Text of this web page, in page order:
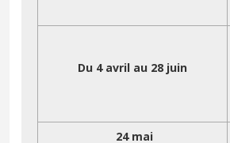
Du 4 avril au 28 juin
24 mai